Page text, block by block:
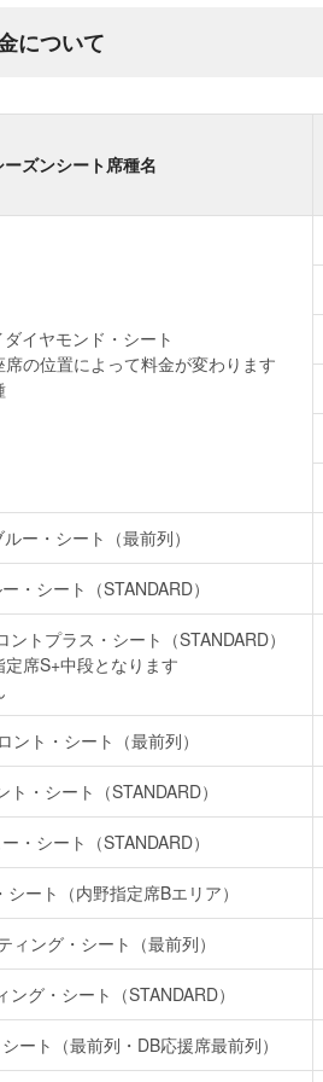
について
ーズンシート席種名
イヤモンド・シート
の位置によって料金が変わります
ー・シート（最前列）
・シート（STANDARD）
ントプラス・シート（STANDARD）
席S+中段となります
ント・シート（最前列）
ト・シート（STANDARD）
・シート（STANDARD）
ート（内野指定席Bエリア）
ィング・シート（最前列）
ング・シート（STANDARD）
ート（最前列・DB応援席最前列）